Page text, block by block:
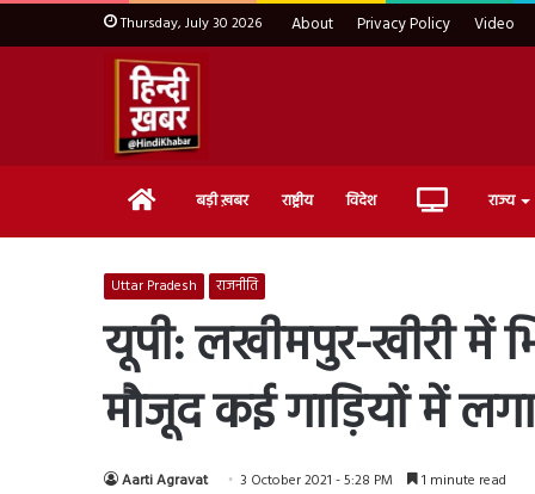
Thursday, July 30 2026 About Privacy Policy Video
Home बड़ी ख़बर राष्ट्रीय विदेश Live राज्य
Uttar Pradesh राजनीति
यूपी: लखीमपुर-खीरी में
मौजूद कई गाड़ियों में
Aarti Agravat 3 October 2021 - 5:28 PM 1 minute read